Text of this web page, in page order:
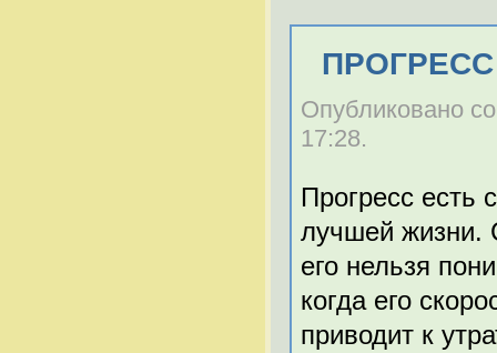
ПРОГРЕСС
Опубликовано
17:28.
Прогресс есть
лучшей жизни.
его нельзя
когда его
приводит к